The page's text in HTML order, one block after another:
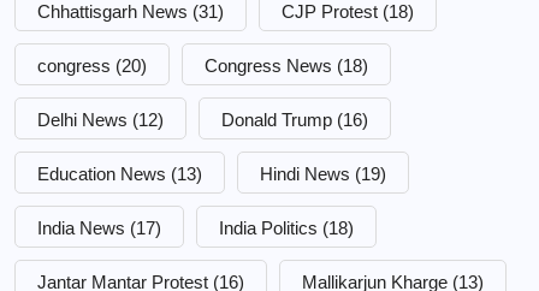
Chhattisgarh News (31) CJP Protest (18)
congress (20) Congress News (18)
Delhi News (12) Donald Trump (16)
Education News (13) Hindi News (19)
India News (17) India Politics (18)
Jantar Mantar Protest (16) Mallikarjun Kharge (13)